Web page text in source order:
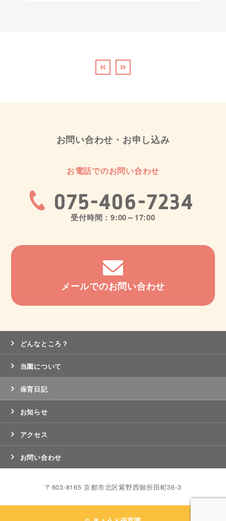
« »
お問い合わせ・お申し込み
お電話でのお問い合わせ
075-406-7234
受付時間：9:00～17:00
メールでのお問い合わせ
どんなところ？
当園について
保育日記
お知らせ
アクセス
お問い合わせ
〒603-8165 京都市北区紫野西御所田町36-3